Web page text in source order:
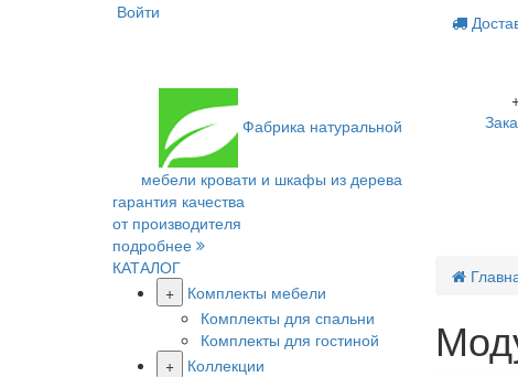
Войти
Фабрика натуральной
мебели кровати и шкафы из дерева
гарантия качества
от производителя
подробнее
КАТАЛОГ
+
Комплекты мебели
Комплекты для спальни
Комплекты для гостиной
+
Коллекции